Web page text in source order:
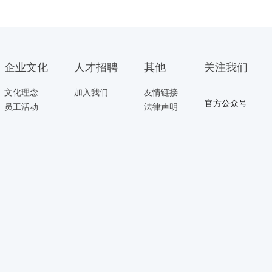
企业文化
文化理念
员工活动
人才招聘
加入我们
其他
友情链接
法律声明
关注我们
官方公众号